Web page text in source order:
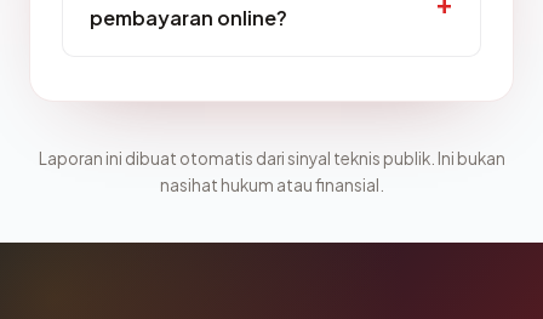
pembayaran online?
Laporan ini dibuat otomatis dari sinyal teknis publik. Ini bukan
nasihat hukum atau finansial.